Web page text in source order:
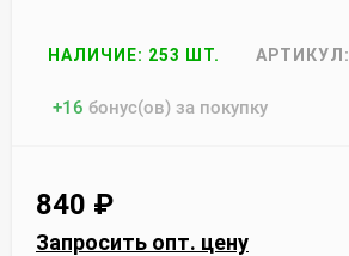
НАЛИЧИЕ: 253 ШТ. АРТИКУЛ:
+16 бонус(ов) за покупку
840 ₽
Запросить опт. цену